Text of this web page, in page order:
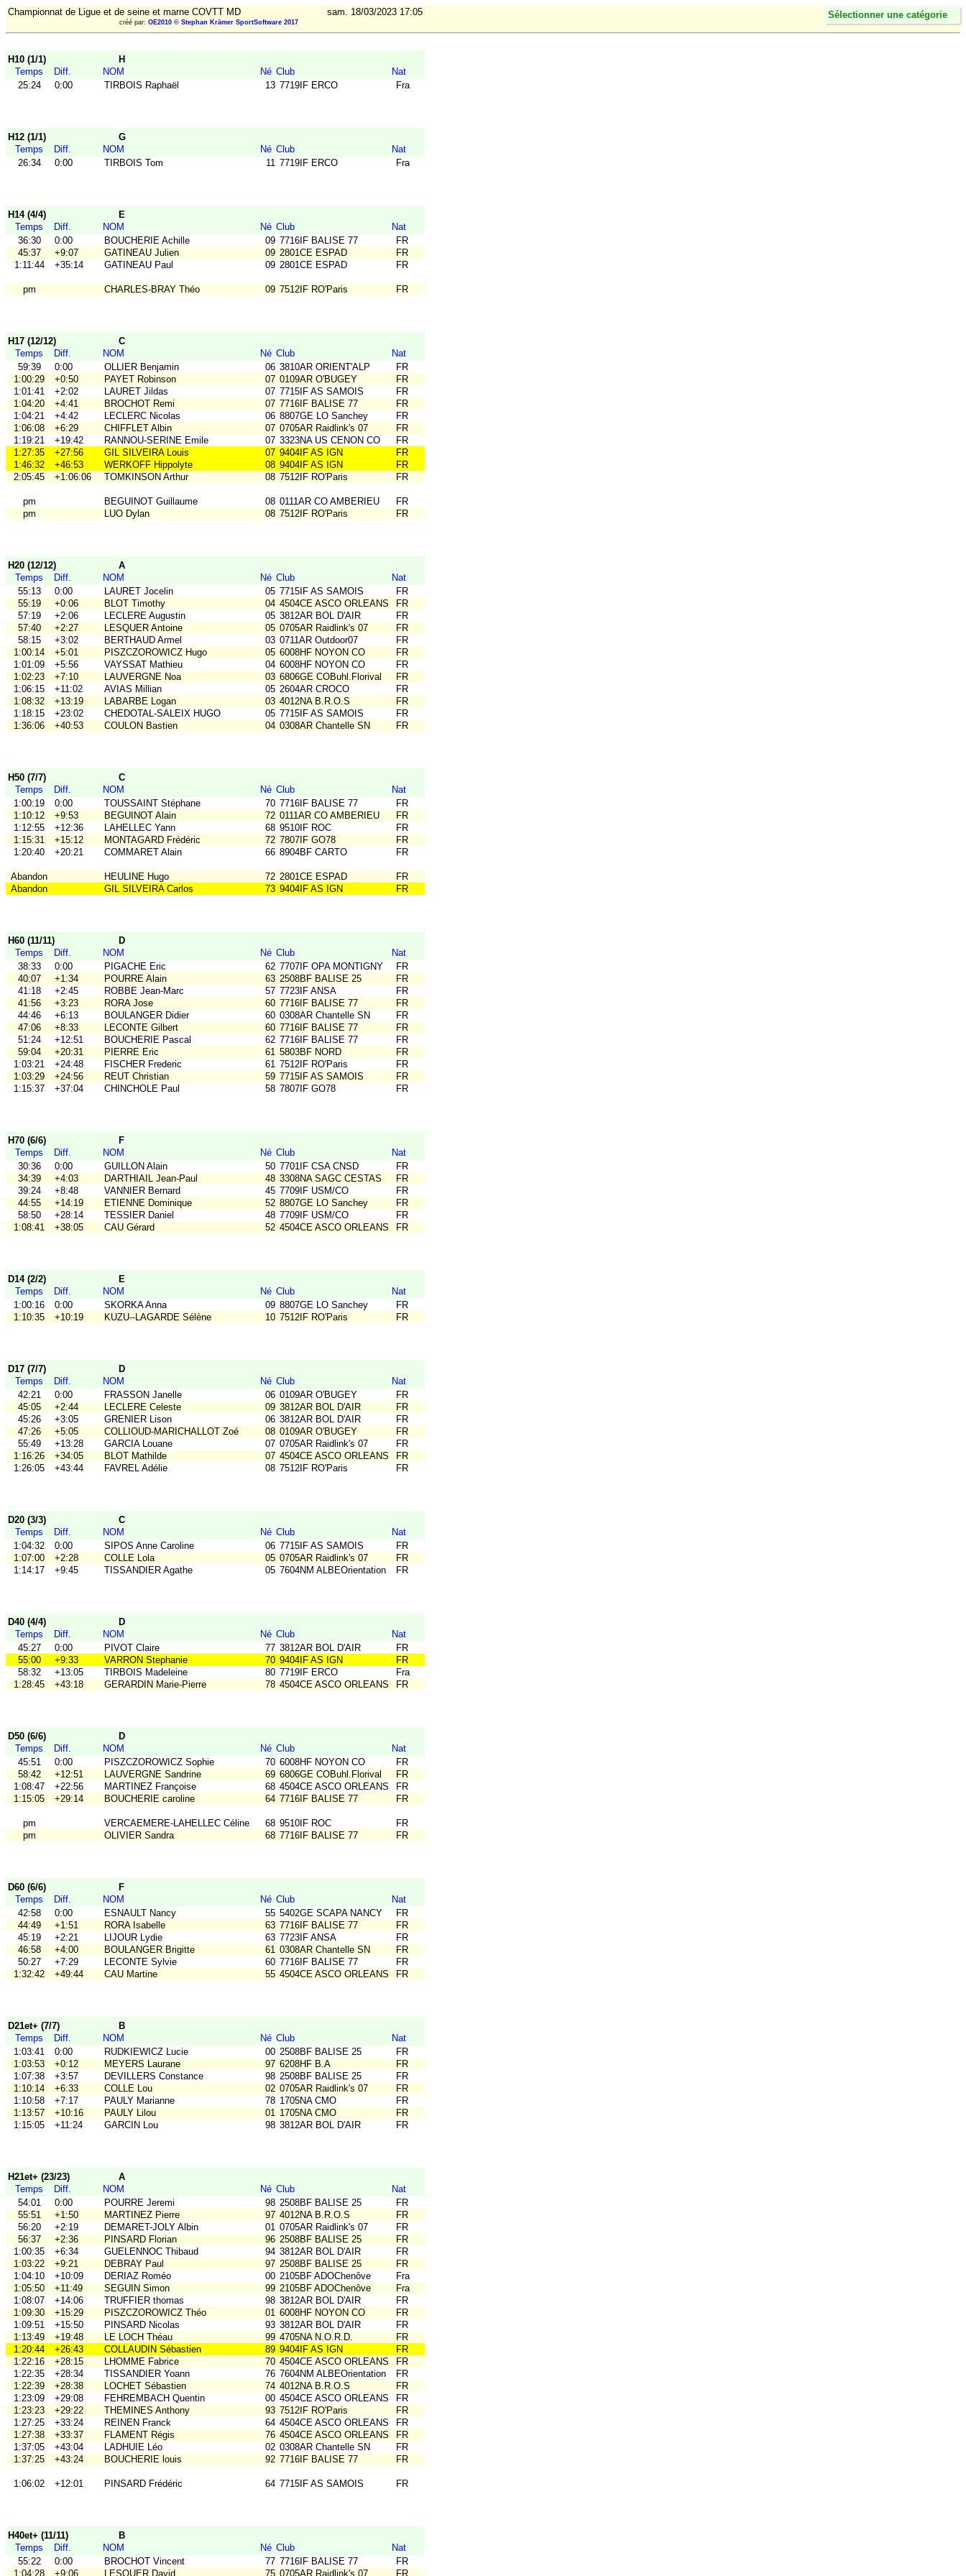
Championnat de Ligue et de seine et marne COVTT MD sam. 18/03/2023 17:05
créé par: OE2010 © Stephan Krämer SportSoftware 2017
H10 (1/1)
H
Temps
Diff. NOM Né Club
Nat
25:24
0:00 TIRBOIS Raphaël 13 7719IF ERCO Fra
H12 (1/1)
G
Temps
Diff. NOM Né Club
Nat
26:34
0:00 TIRBOIS Tom 11 7719IF ERCO Fra
H14 (4/4)
E
Temps
Diff. NOM Né Club
Nat
36:30
0:00 BOUCHERIE Achille 09 7716IF BALISE 77
FR
45:37
+9:07 GATINEAU Julien 09 2801CE ESPAD
FR
1:11:44
+35:14 GATINEAU Paul 09 2801CE ESPAD FR
pm CHARLES-BRAY Théo 09 7512IF RO'Paris FR
H17 (12/12)
C
Temps
Diff. NOM Né Club
Nat
59:39
0:00 OLLIER Benjamin 06 3810AR ORIENT'ALP
FR
1:00:29
+0:50 PAYET Robinson 07 0109AR O'BUGEY
FR
1:01:41
+2:02 LAURET Jildas 07 7715IF AS SAMOIS
FR
1:04:20
+4:41 BROCHOT Remi 07 7716IF BALISE 77
FR
1:04:21
+4:42 LECLERC Nicolas 06 8807GE LO Sanchey
FR
1:06:08
+6:29 CHIFFLET Albin 07 0705AR Raidlink's 07
FR
1:19:21
+19:42 RANNOU-SERINE Emile 07 3323NA US CENON CO
FR
1:27:35
+27:56 GIL SILVEIRA Louis 07 9404IF AS IGN
FR
1:46:32
+46:53 WERKOFF Hippolyte 08 9404IF AS IGN
FR
2:05:45
+1:06:06 TOMKINSON Arthur 08 7512IF RO'Paris FR
pm BEGUINOT Guillaume 08 0111AR CO AMBERIEU
FR
pm
LUO Dylan 08 7512IF RO'Paris FR
H20 (12/12)
A
Temps
Diff. NOM Né Club
Nat
55:13
0:00 LAURET Jocelin 05 7715IF AS SAMOIS
FR
55:19
+0:06 BLOT Timothy 04 4504CE ASCO ORLEANS
FR
57:19
+2:06 LECLERE Augustin 05 3812AR BOL D'AIR
FR
57:40
+2:27 LESQUER Antoine 05 0705AR Raidlink's 07
FR
58:15
+3:02 BERTHAUD Armel 03 0711AR Outdoor07
FR
1:00:14
+5:01 PISZCZOROWICZ Hugo 05 6008HF NOYON CO
FR
1:01:09
+5:56 VAYSSAT Mathieu 04 6008HF NOYON CO
FR
1:02:23
+7:10 LAUVERGNE Noa 03 6806GE COBuhl.Florival
FR
1:06:15
+11:02 AVIAS Millian 05 2604AR CROCO
FR
1:08:32
+13:19 LABARBE Logan 03 4012NA B.R.O.S
FR
1:18:15
+23:02 CHEDOTAL-SALEIX HUGO 05 7715IF AS SAMOIS
FR
1:36:06
+40:53 COULON Bastien 04 0308AR Chantelle SN FR
H50 (7/7)
C
Temps
Diff. NOM Né Club
Nat
1:00:19
0:00 TOUSSAINT Stéphane 70 7716IF BALISE 77
FR
1:10:12
+9:53 BEGUINOT Alain 72 0111AR CO AMBERIEU
FR
1:12:55
+12:36 LAHELLEC Yann 68 9510IF ROC
FR
1:15:31
+15:12 MONTAGARD Frédéric 72 7807IF GO78
FR
1:20:40
+20:21 COMMARET Alain 66 8904BF CARTO FR
Abandon HEULINE Hugo 72 2801CE ESPAD
FR
Abandon
GIL SILVEIRA Carlos 73 9404IF AS IGN FR
H60 (11/11)
D
Temps
Diff. NOM Né Club
Nat
38:33
0:00 PIGACHE Eric 62 7707IF OPA MONTIGNY
FR
40:07
+1:34 POURRE Alain 63 2508BF BALISE 25
FR
41:18
+2:45 ROBBE Jean-Marc 57 7723IF ANSA
FR
41:56
+3:23 RORA Jose 60 7716IF BALISE 77
FR
44:46
+6:13 BOULANGER Didier 60 0308AR Chantelle SN
FR
47:06
+8:33 LECONTE Gilbert 60 7716IF BALISE 77
FR
51:24
+12:51 BOUCHERIE Pascal 62 7716IF BALISE 77
FR
59:04
+20:31 PIERRE Eric 61 5803BF NORD
FR
1:03:21
+24:48 FISCHER Frederic 61 7512IF RO'Paris
FR
1:03:29
+24:56 REUT Christian 59 7715IF AS SAMOIS
FR
1:15:37
+37:04 CHINCHOLE Paul 58 7807IF GO78 FR
H70 (6/6)
F
Temps
Diff. NOM Né Club
Nat
30:36
0:00 GUILLON Alain 50 7701IF CSA CNSD
FR
34:39
+4:03 DARTHIAIL Jean-Paul 48 3308NA SAGC CESTAS
FR
39:24
+8:48 VANNIER Bernard 45 7709IF USM/CO
FR
44:55
+14:19 ETIENNE Dominique 52 8807GE LO Sanchey
FR
58:50
+28:14 TESSIER Daniel 48 7709IF USM/CO
FR
1:08:41
+38:05 CAU Gérard 52 4504CE ASCO ORLEANS FR
D14 (2/2)
E
Temps
Diff. NOM Né Club
Nat
1:00:16
0:00 SKORKA Anna 09 8807GE LO Sanchey
FR
1:10:35
+10:19 KUZU--LAGARDE Sélène 10 7512IF RO'Paris FR
D17 (7/7)
D
Temps
Diff. NOM Né Club
Nat
42:21
0:00 FRASSON Janelle 06 0109AR O'BUGEY
FR
45:05
+2:44 LECLERE Celeste 09 3812AR BOL D'AIR
FR
45:26
+3:05 GRENIER Lison 06 3812AR BOL D'AIR
FR
47:26
+5:05 COLLIOUD-MARICHALLOT Zoé 08 0109AR O'BUGEY
FR
55:49
+13:28 GARCIA Louane 07 0705AR Raidlink's 07
FR
1:16:26
+34:05 BLOT Mathilde 07 4504CE ASCO ORLEANS
FR
1:26:05
+43:44 FAVREL Adélie 08 7512IF RO'Paris FR
D20 (3/3)
C
Temps
Diff. NOM Né Club
Nat
1:04:32
0:00 SIPOS Anne Caroline 06 7715IF AS SAMOIS
FR
1:07:00
+2:28 COLLE Lola 05 0705AR Raidlink's 07
FR
1:14:17
+9:45 TISSANDIER Agathe 05 7604NM ALBEOrientation FR
D40 (4/4)
D
Temps
Diff. NOM Né Club
Nat
45:27
0:00 PIVOT Claire 77 3812AR BOL D'AIR
FR
55:00
+9:33 VARRON Stephanie 70 9404IF AS IGN
FR
58:32
+13:05 TIRBOIS Madeleine 80 7719IF ERCO
Fra
1:28:45
+43:18 GERARDIN Marie-Pierre 78 4504CE ASCO ORLEANS FR
D50 (6/6)
D
Temps
Diff. NOM Né Club
Nat
45:51
0:00 PISZCZOROWICZ Sophie 70 6008HF NOYON CO
FR
58:42
+12:51 LAUVERGNE Sandrine 69 6806GE COBuhl.Florival
FR
1:08:47
+22:56 MARTINEZ Françoise 68 4504CE ASCO ORLEANS
FR
1:15:05
+29:14 BOUCHERIE caroline 64 7716IF BALISE 77 FR
pm VERCAEMERE-LAHELLEC Céline 68 9510IF ROC
FR
pm
OLIVIER Sandra 68 7716IF BALISE 77 FR
D60 (6/6)
F
Temps
Diff. NOM Né Club
Nat
42:58
0:00 ESNAULT Nancy 55 5402GE SCAPA NANCY
FR
44:49
+1:51 RORA Isabelle 63 7716IF BALISE 77
FR
45:19
+2:21 LIJOUR Lydie 63 7723IF ANSA
FR
46:58
+4:00 BOULANGER Brigitte 61 0308AR Chantelle SN
FR
50:27
+7:29 LECONTE Sylvie 60 7716IF BALISE 77
FR
1:32:42
+49:44 CAU Martine 55 4504CE ASCO ORLEANS FR
D21et+ (7/7)
B
Temps
Diff. NOM Né Club
Nat
1:03:41
0:00 RUDKIEWICZ Lucie 00 2508BF BALISE 25
FR
1:03:53
+0:12 MEYERS Laurane 97 6208HF B.A
FR
1:07:38
+3:57 DEVILLERS Constance 98 2508BF BALISE 25
FR
1:10:14
+6:33 COLLE Lou 02 0705AR Raidlink's 07
FR
1:10:58
+7:17 PAULY Marianne 78 1705NA CMO
FR
1:13:57
+10:16 PAULY Lilou 01 1705NA CMO
FR
1:15:05
+11:24 GARCIN Lou 98 3812AR BOL D'AIR FR
H21et+ (23/23)
A
Temps
Diff. NOM Né Club
Nat
54:01
0:00 POURRE Jeremi 98 2508BF BALISE 25
FR
55:51
+1:50 MARTINEZ Pierre 97 4012NA B.R.O.S
FR
56:20
+2:19 DEMARET-JOLY Albin 01 0705AR Raidlink's 07
FR
56:37
+2:36 PINSARD Florian 96 2508BF BALISE 25
FR
1:00:35
+6:34 GUELENNOC Thibaud 94 3812AR BOL D'AIR
FR
1:03:22
+9:21 DEBRAY Paul 97 2508BF BALISE 25
FR
1:04:10
+10:09 DERIAZ Roméo 00 2105BF ADOChenôve
Fra
1:05:50
+11:49 SEGUIN Simon 99 2105BF ADOChenôve
Fra
1:08:07
+14:06 TRUFFIER thomas 98 3812AR BOL D'AIR
FR
1:09:30
+15:29 PISZCZOROWICZ Théo 01 6008HF NOYON CO
FR
1:09:51
+15:50 PINSARD Nicolas 93 3812AR BOL D'AIR
FR
1:13:49
+19:48 LE LOCH Théau 99 4705NA N.O.R.D.
FR
1:20:44
+26:43 COLLAUDIN Sébastien 89 9404IF AS IGN
FR
1:22:16
+28:15 LHOMME Fabrice 70 4504CE ASCO ORLEANS
FR
1:22:35
+28:34 TISSANDIER Yoann 76 7604NM ALBEOrientation
FR
1:22:39
+28:38 LOCHET Sébastien 74 4012NA B.R.O.S
FR
1:23:09
+29:08 FEHREMBACH Quentin 00 4504CE ASCO ORLEANS
FR
1:23:23
+29:22 THEMINES Anthony 93 7512IF RO'Paris
FR
1:27:25
+33:24 REINEN Franck 64 4504CE ASCO ORLEANS
FR
1:27:38
+33:37 FLAMENT Régis 76 4504CE ASCO ORLEANS
FR
1:37:05
+43:04 LADHUIE Léo 02 0308AR Chantelle SN
FR
1:37:25
+43:24 BOUCHERIE louis 92 7716IF BALISE 77 FR
1:06:02 +12:01 PINSARD Frédéric 64 7715IF AS SAMOIS FR
H40et+ (11/11)
B
Temps
Diff. NOM Né Club
Nat
55:22
0:00 BROCHOT Vincent 77 7716IF BALISE 77
FR
1:04:28
+9:06 LESQUER David 75 0705AR Raidlink's 07 FR
Sélectionner une catégorie